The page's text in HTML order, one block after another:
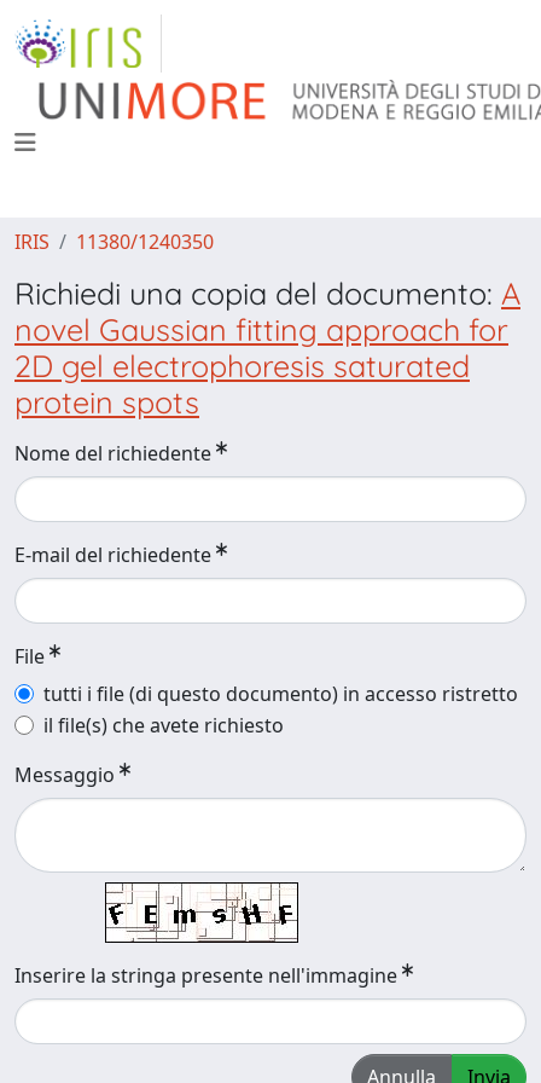
IRIS 11380/1240350
Richiedi una copia del documento: A
novel Gaussian fitting approach for
2D gel electrophoresis saturated
protein spots
Nome del richiedente
E-mail del richiedente
File
tutti i file (di questo documento) in accesso ristretto
il file(s) che avete richiesto
Messaggio
Inserire la stringa presente nell'immagine
Annulla Invia